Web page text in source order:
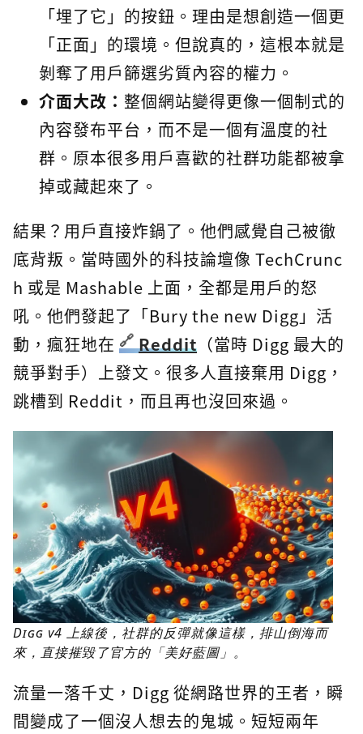
「埋了它」的按鈕。理由是想創造一個更
「正面」的環境。但說真的，這根本就是
剝奪了用戶篩選劣質內容的權力。
介面大改： 整個網站變得更像一個制式的
內容發布平台，而不是一個有溫度的社
群。原本很多用戶喜歡的社群功能都被拿
掉或藏起來了。
結果？用戶直接炸鍋了。他們感覺自己被徹
底背叛。當時國外的科技論壇像 TechCrunc
h 或是 Mashable 上面，全都是用戶的怒
吼。他們發起了「Bury the new Digg」活
動，瘋狂地在
Reddit （當時 Digg 最大的
競爭對手）上發文。很多人直接棄用 Digg，
跳槽到 Reddit，而且再也沒回來過。
Digg v4 上線後，社群的反彈就像這樣，排山倒海而
來，直接摧毀了官方的「美好藍圖」。
流量一落千丈，Digg 從網路世界的王者，瞬
間變成了一個沒人想去的鬼城。短短兩年